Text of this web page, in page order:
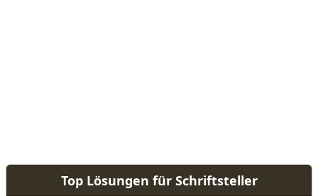
Top Lösungen für Schriftsteller